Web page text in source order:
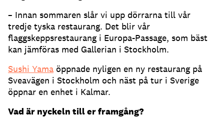
– Innan sommaren slår vi upp dörrarna till vår
tredje tyska restaurang. Det blir vår
flaggskeppsrestaurang i Europa-Passage, som bäst
kan jämföras med Gallerian i Stockholm.
Sushi Yama öppnade nyligen en ny restaurang på
Sveavägen i Stockholm och näst på tur i Sverige
öppnar en enhet i Kalmar.
Vad är nyckeln till er framgång?